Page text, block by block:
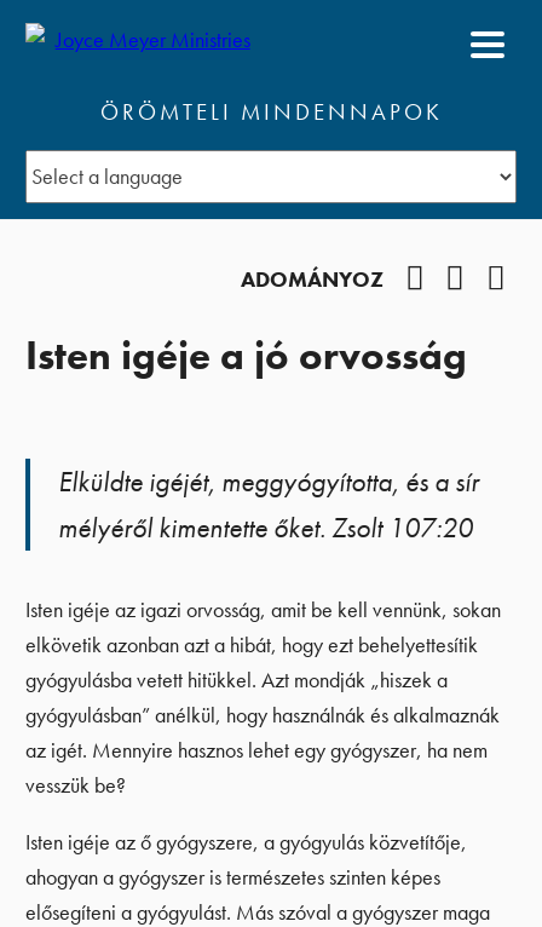
ÖRÖMTELI MINDENNAPOK
ADOMÁNYOZ
Isten igéje a jó orvosság
Elküldte igéjét, meggyógyította, és a sír
mélyéről kimentette őket. Zsolt 107:20
Isten igéje az igazi orvosság, amit be kell vennünk, sokan
elkövetik azonban azt a hibát, hogy ezt behelyettesítik
gyógyulásba vetett hitükkel. Azt mondják „hiszek a
gyógyulásban” anélkül, hogy használnák és alkalmaznák
az igét. Mennyire hasznos lehet egy gyógyszer, ha nem
vesszük be?
Isten igéje az ő gyógyszere, a gyógyulás közvetítője,
ahogyan a gyógyszer is természetes szinten képes
elősegíteni a gyógyulást. Más szóval a gyógyszer maga